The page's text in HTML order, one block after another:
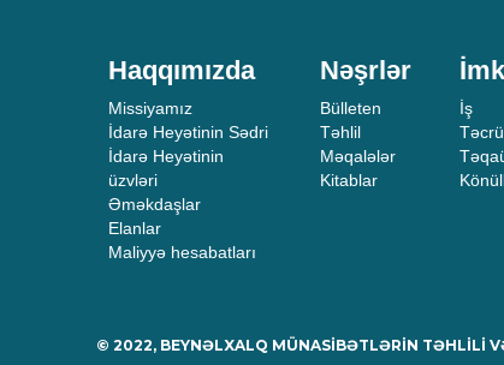
Haqqımızda
Missiyamız
İdarə Heyətinin Sədri
İdarə Heyətinin
üzvləri
Əməkdaşlar
Elanlar
Maliyyə hesabatları
Nəşrlər
Bülleten
Təhlil
Məqalələr
Kitablar
İş
© 2022, BEYNƏLXALQ MÜNASİBƏTLƏRİN TƏHLİLİ